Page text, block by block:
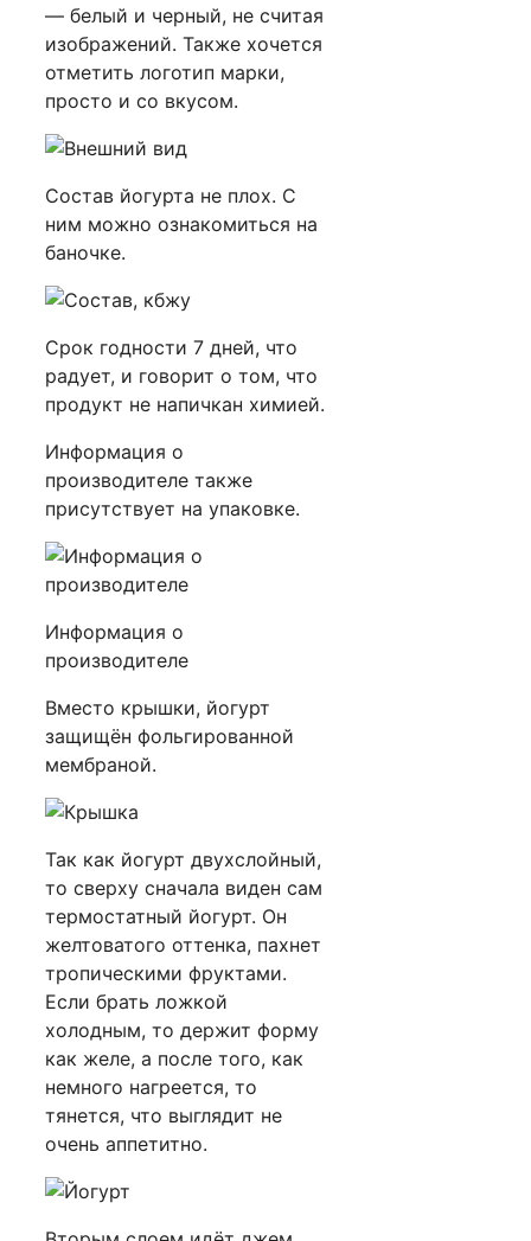
— белый и черный, не считая
изображений. Также хочется
отметить логотип марки,
просто и со вкусом.
Состав йогурта не плох. С
ним можно ознакомиться на
баночке.
Срок годности 7 дней, что
радует, и говорит о том, что
продукт не напичкан химией.
Информация о
производителе также
присутствует на упаковке.
Информация о
производителе
Вместо крышки, йогурт
защищён фольгированной
мембраной.
Так как йогурт двухслойный,
то сверху сначала виден сам
термостатный йогурт. Он
желтоватого оттенка, пахнет
тропическими фруктами.
Если брать ложкой
холодным, то держит форму
как желе, а после того, как
немного нагреется, то
тянется, что выглядит не
очень аппетитно.